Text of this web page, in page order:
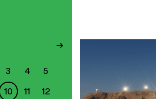
→
3 4
5
10 11
12